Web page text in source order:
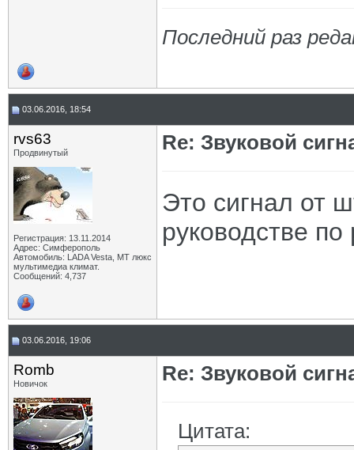
Последний раз
03.06.2016, 18:54
rvs63
Продвинутый
Регистрация: 13.11.2014
Адрес: Симферополь
Автомобиль: LADA Vesta, МТ люкс
мультимедиа климат.
Сообщений: 4,737
Re: Звуковой
Это сигнал от
руководстве
03.06.2016, 19:06
Romb
Новичок Re: Звуковой
Цитата: